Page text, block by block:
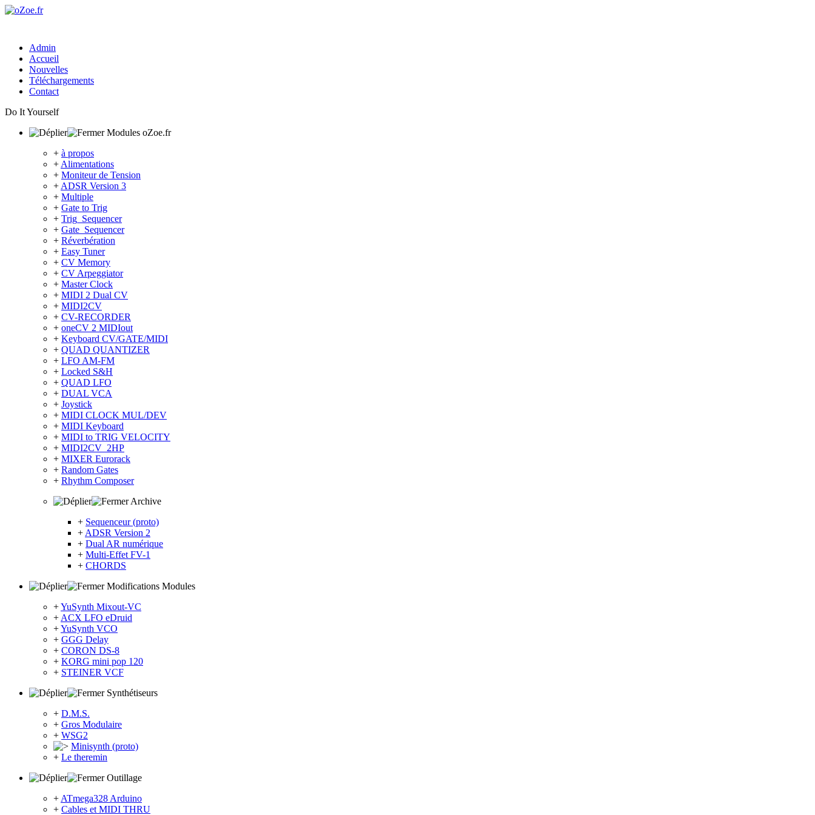
Admin
Accueil
Nouvelles
Téléchargements
Contact
Do It Yourself
Modules oZoe.fr
+ à propos
+ Alimentations
+ Moniteur de Tension
+ ADSR Version 3
+ Multiple
+ Gate to Trig
+ Trig_Sequencer
+ Gate_Sequencer
+ Réverbération
+ Easy Tuner
+ CV Memory
+ CV Arpeggiator
+ Master Clock
+ MIDI 2 Dual CV
+ MIDI2CV
+ CV-RECORDER
+ oneCV 2 MIDIout
+ Keyboard CV/GATE/MIDI
+ QUAD QUANTIZER
+ LFO AM-FM
+ Locked S&H
+ QUAD LFO
+ DUAL VCA
+ Joystick
+ MIDI CLOCK MUL/DEV
+ MIDI Keyboard
+ MIDI to TRIG VELOCITY
+ MIDI2CV_2HP
+ MIXER Eurorack
+ Random Gates
+ Rhythm Composer
Archive
+ Sequenceur (proto)
+ ADSR Version 2
+ Dual AR numérique
+ Multi-Effet FV-1
+ CHORDS
Modifications Modules
+YuSynth Mixout-VC
+ ACX LFO eDruid
+YuSynth VCO
+ GGG Delay
+ CORON DS-8
+ KORG mini pop 120
+ STEINER VCF
Synthétiseurs
+ D.M.S.
+ Gros Modulaire
+ WSG2
Minisynth (proto)
+ Le theremin
Outillage
+ ATmega328 Arduino
+ Cables et MIDI THRU